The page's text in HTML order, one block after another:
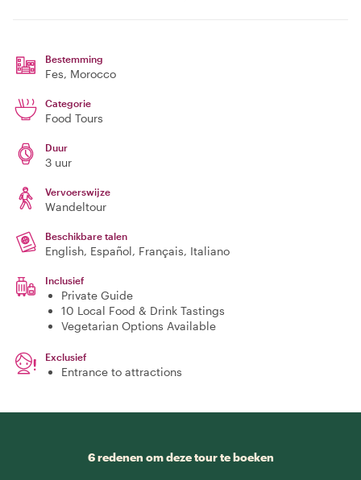
Bestemming
Fes, Morocco
Categorie
Food Tours
Duur
3 uur
Vervoerswijze
Wandeltour
Beschikbare talen
English, Español, Français, Italiano
Inclusief
Private Guide
10 Local Food & Drink Tastings
Vegetarian Options Available
Exclusief
Entrance to attractions
6 redenen om deze tour te boeken